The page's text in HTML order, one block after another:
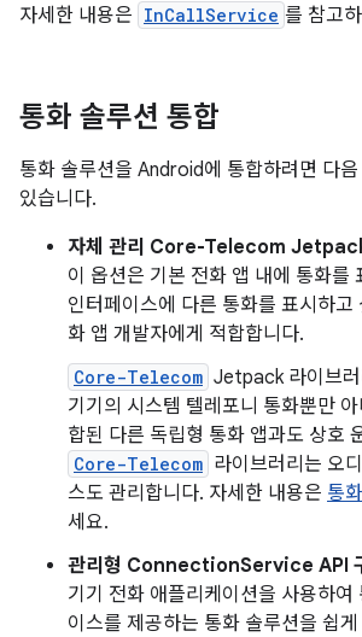
자세한 내용은 InCallService 를 참고
통화 솔루션 통합
통화 솔루션을 Android에 통합하려면 다
있습니다.
자체 관리 Core-Telecom
이 옵션은 기본 전화 앱 내에 통화를
인터페이스에 다른 통화를 표시하고
화 앱 개발자에게 적합합니다.
Core-Telecom Jetpack 라이브러
기기의 시스템 텔레포니 통화뿐만
합된 다른 독립형 통화 앱과도 상호
Core-Telecom 라이브러리는 오
스도 관리합니다. 자세한 내용은 통
세요.
관리형 ConnectionService API
기기 전화 애플리케이션을 사용하여
이스를 제공하는 통화 솔루션을 쉽